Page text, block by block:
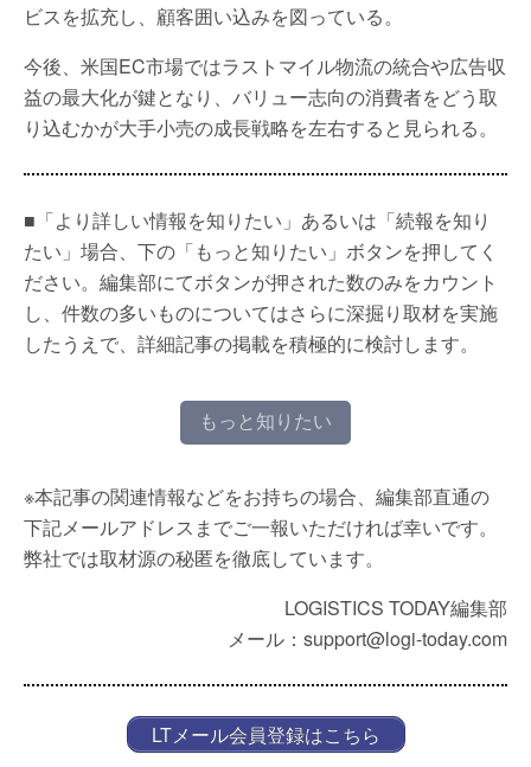
ビスを拡充し、顧客囲い込みを図っている。
今後、米国EC市場ではラストマイル物流の統合や広告収
益の最大化が鍵となり、バリュー志向の消費者をどう取
り込むかが大手小売の成長戦略を左右すると見られる。
■「より詳しい情報を知りたい」あるいは「続報を知り
たい」場合、下の「もっと知りたい」ボタンを押してく
ださい。編集部にてボタンが押された数のみをカウント
し、件数の多いものについてはさらに深掘り取材を実施
したうえで、詳細記事の掲載を積極的に検討します。
もっと知りたい
※本記事の関連情報などをお持ちの場合、編集部直通の
下記メールアドレスまでご一報いただければ幸いです。
弊社では取材源の秘匿を徹底しています。
LOGISTICS TODAY編集部
メール：support@logi-today.com
LTメール会員登録はこちら